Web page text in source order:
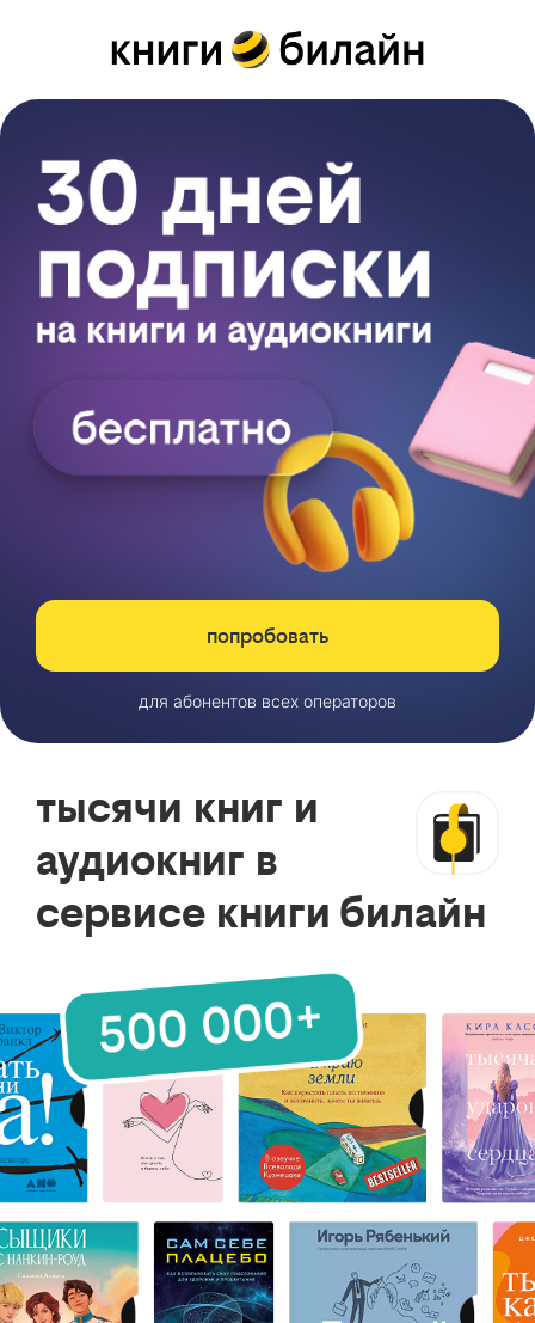
попробовать
для абонентов всех операторов
тысячи книг и
аудиокниг в
сервисе книги билайн